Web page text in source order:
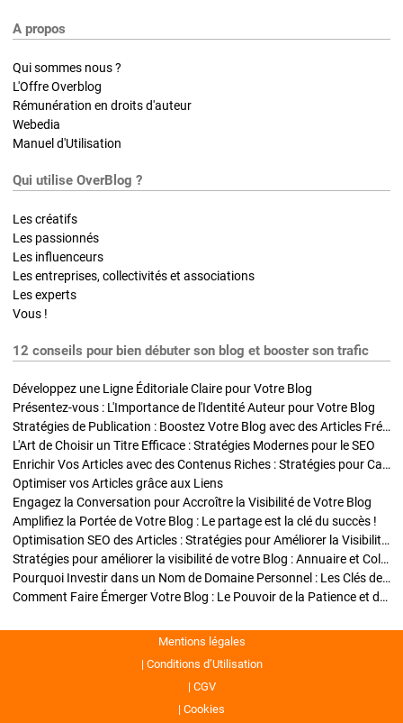
A propos
Qui sommes nous ?
L'Offre Overblog
Rémunération en droits d'auteur
Webedia
Manuel d'Utilisation
Qui utilise OverBlog ?
Les créatifs
Les passionnés
Les influenceurs
Les entreprises, collectivités et associations
Les experts
Vous !
12 conseils pour bien débuter son blog et booster son trafic
Développez une Ligne Éditoriale Claire pour Votre Blog
Présentez-vous : L'Importance de l'Identité Auteur pour Votre Blog
Stratégies de Publication : Boostez Votre Blog avec des Articles Fréquents et Exclusifs
L'Art de Choisir un Titre Efficace : Stratégies Modernes pour le SEO
Enrichir Vos Articles avec des Contenus Riches : Stratégies pour Captiver et Optimiser
Optimiser vos Articles grâce aux Liens
Engagez la Conversation pour Accroître la Visibilité de Votre Blog
Amplifiez la Portée de Votre Blog : Le partage est la clé du succès !
Optimisation SEO des Articles : Stratégies pour Améliorer la Visibilité de Votre Blog
Stratégies pour améliorer la visibilité de votre Blog : Annuaire et Collaborations
Pourquoi Investir dans un Nom de Domaine Personnel : Les Clés de la Réussite de Votre Blog
Comment Faire Émerger Votre Blog : Le Pouvoir de la Patience et de la Persévérance
Mentions légales
Conditions d’Utilisation
CGV
Cookies